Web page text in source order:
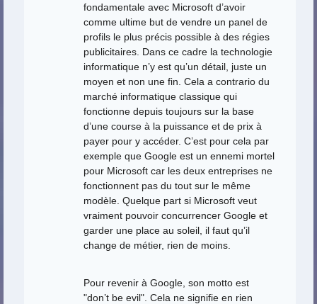
fondamentale avec Microsoft d’avoir
comme ultime but de vendre un panel de
profils le plus précis possible à des régies
publicitaires. Dans ce cadre la technologie
informatique n’y est qu’un détail, juste un
moyen et non une fin. Cela a contrario du
marché informatique classique qui
fonctionne depuis toujours sur la base
d’une course à la puissance et de prix à
payer pour y accéder. C’est pour cela par
exemple que Google est un ennemi mortel
pour Microsoft car les deux entreprises ne
fonctionnent pas du tout sur le même
modèle. Quelque part si Microsoft veut
vraiment pouvoir concurrencer Google et
garder une place au soleil, il faut qu’il
change de métier, rien de moins.
Pour revenir à Google, son motto est
"don’t be evil". Cela ne signifie en rien